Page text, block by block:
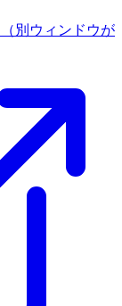
（別ウィンドウが